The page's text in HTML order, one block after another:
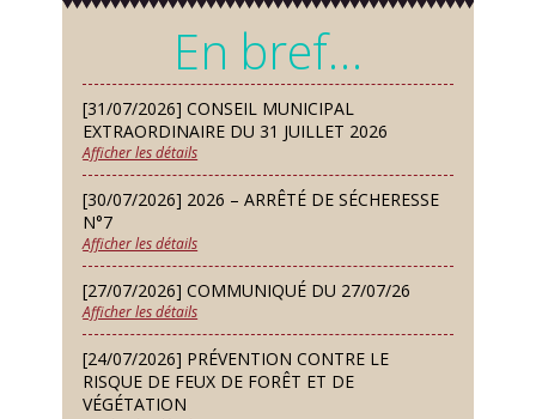
Défi de pêche aux leurres (concept
lure house)
Dimanche 13 Sep
Repas de fouées
Lundi 14 Sep
Conseil municipal du 14 septembre
2026
Jeudi 24 Sep
Permanence des Architectes des
Bâtiments de France
Samedi 26 Sep
Concours de palets
En bref…
[31/07/2026] CONSEIL MUNICIPAL
EXTRAORDINAIRE DU 31 JUILLET 2026
Afficher les détails
[30/07/2026] 2026 – ARRÊTÉ DE SÉCHERESSE
N°7
Afficher les détails
[27/07/2026] COMMUNIQUÉ DU 27/07/26
Afficher les détails
[24/07/2026] PRÉVENTION CONTRE LE
RISQUE DE FEUX DE FORÊT ET DE
VÉGÉTATION